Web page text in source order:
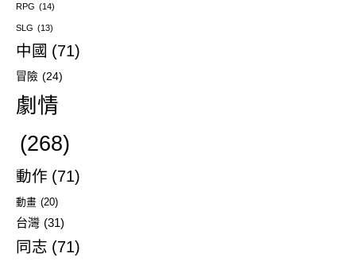
RPG (14)
SLG (13)
中國 (71)
冒險 (24)
劇情
(268)
動作 (71)
動畫 (20)
台灣 (31)
同志 (71)